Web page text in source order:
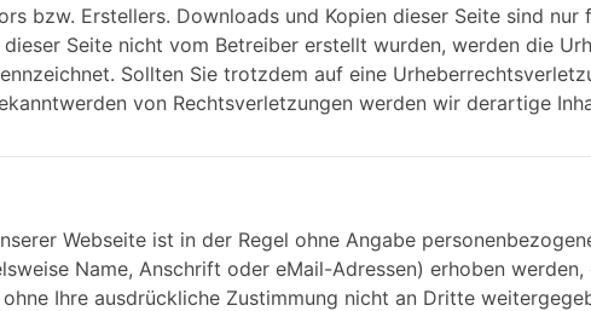
bzw. Erstellers. Downloads und Kopien dieser Seite sind
Seite nicht vom Betreiber erstellt wurden, werden die
Sollten Sie trotzdem auf eine
von Rechtsverletzungen werden wir derartige
Webseite ist in der Regel ohne Angabe
Name, Anschrift oder eMail-Adressen) erhoben
Ihre ausdrückliche Zustimmung nicht an Dritte